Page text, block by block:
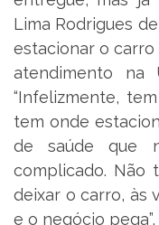
Lima Rodrigues
estacionar o
atendimento na
“Infelizmente,
tem onde
de saúde que
complicado. Não
deixar o carro, às
e o negócio